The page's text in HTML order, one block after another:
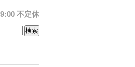
不定休